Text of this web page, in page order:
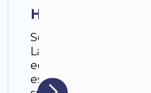
Sou gestor da Help
Laser, empresa de
equipamentos
estéticos, e tive uma
Help Medical